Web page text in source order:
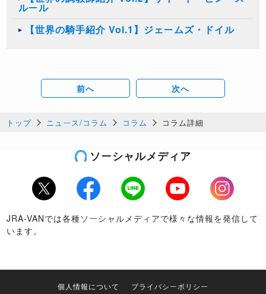
ルール
【世界の騎手紹介 Vol.1】ジェームズ・ドイル
前へ 次へ
トップ ニュース/コラム コラム コラム詳細
ソーシャルメディア
Twitter Facebook LINE Youtube
Instagram
JRA-VANでは各種ソーシャルメディアで様々な情報を発信して
います。
個人情報について プライバシーポリシー